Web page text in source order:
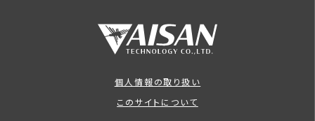
個人情報の取り扱い
このサイトについて